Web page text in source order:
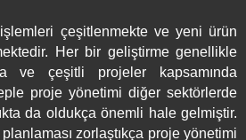
işlemleri çeşitlenmekte ve yeni ürün
Her bir geliştirme genellikle
ve çeşitli projeler kapsamında
proje yönetimi diğer sektörlerde
da oldukça önemli hale gelmiştir.
zorlaştıkça proje yönetimi